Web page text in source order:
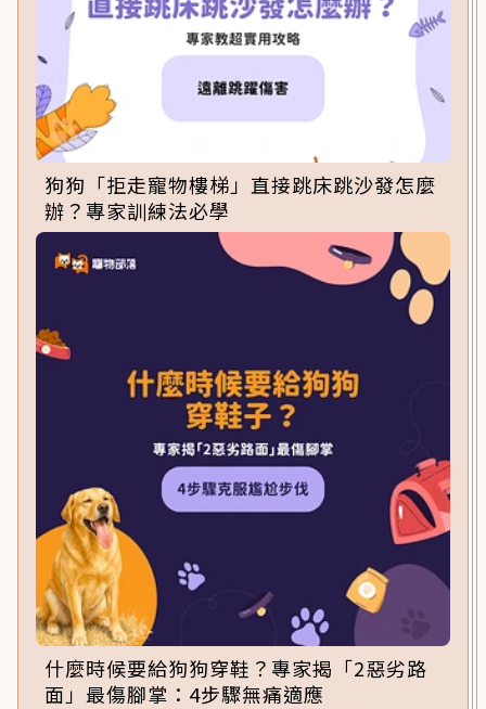
狗狗「拒走寵物樓梯」直接跳床跳沙發怎麼
辦？專家訓練法必學
什麼時候要給狗狗穿鞋？專家揭「2惡劣路
面」最傷腳掌：4步驟無痛適應